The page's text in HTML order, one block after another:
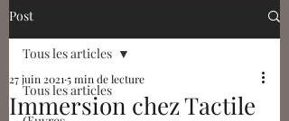
Post
Tous les articles
Tous les articles
Immersion chez Tactile
27 juin 2021 5 min de lecture